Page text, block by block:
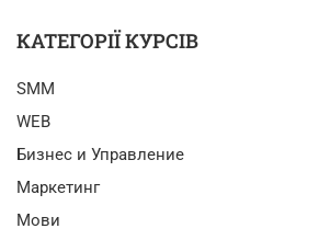
КАТЕГОРІЇ КУРСІВ
SMM
WEB
Бизнес и Управление
Маркетинг
Мови